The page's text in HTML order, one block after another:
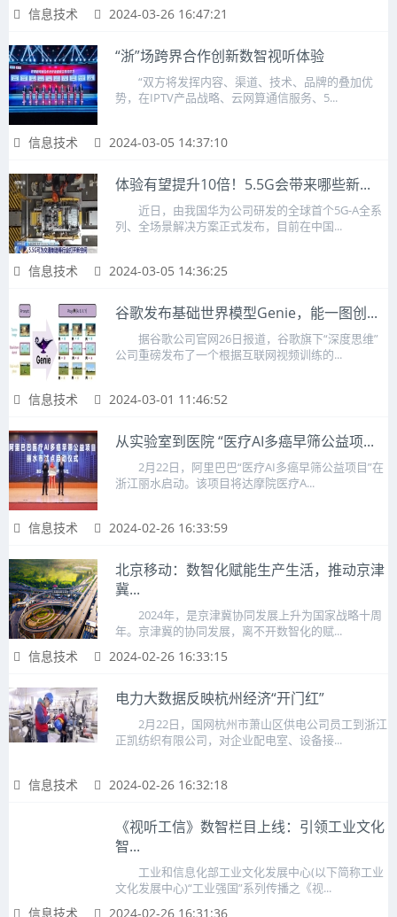
信息技术 2024-03-26 16:47:21
“浙”场跨界合作创新数智视听体验
“双方将发挥内容、渠道、技术、品牌的叠加优
势，在IPTV产品战略、云网算通信服务、5...
信息技术 2024-03-05 14:37:10
体验有望提升10倍！5.5G会带来哪些新...
近日，由我国华为公司研发的全球首个5G-A全系
列、全场景解决方案正式发布，目前在中国...
信息技术 2024-03-05 14:36:25
谷歌发布基础世界模型Genie，能一图创...
据谷歌公司官网26日报道，谷歌旗下“深度思维”
公司重磅发布了一个根据互联网视频训练的...
信息技术 2024-03-01 11:46:52
从实验室到医院 “医疗AI多癌早筛公益项...
2月22日，阿里巴巴“医疗AI多癌早筛公益项目”在
浙江丽水启动。该项目将达摩院医疗A...
信息技术 2024-02-26 16:33:59
北京移动：数智化赋能生产生活，推动京津
冀...
2024年，是京津冀协同发展上升为国家战略十周
年。京津冀的协同发展，离不开数智化的赋...
信息技术 2024-02-26 16:33:15
电力大数据反映杭州经济“开门红”
2月22日，国网杭州市萧山区供电公司员工到浙江
正凯纺织有限公司，对企业配电室、设备接...
信息技术 2024-02-26 16:32:18
《视听工信》数智栏目上线：引领工业文化
智...
工业和信息化部工业文化发展中心(以下简称工业
文化发展中心)“工业强国”系列传播之《视...
信息技术 2024-02-26 16:31:36